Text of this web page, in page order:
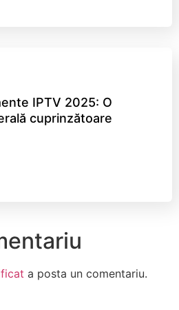
IPTV 2025: O
cuprinzătoare
a posta un comentariu.